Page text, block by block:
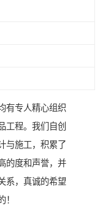
有专人精心组织
工程。我们自创
与施工，积累了
的度和声誉，并
系，真诚的希望
！